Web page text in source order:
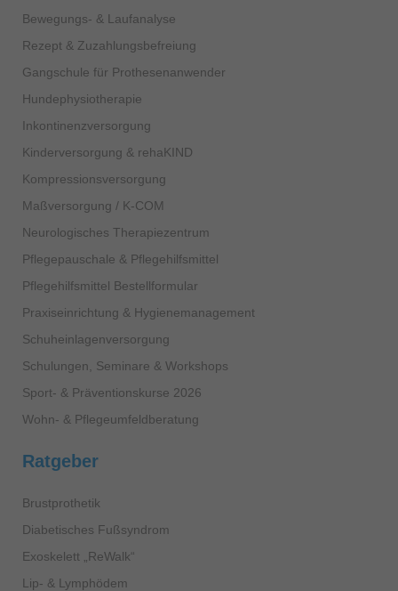
Bewegungs- & Laufanalyse
Rezept & Zuzahlungsbefreiung
Gangschule für Prothesenanwender
Hundephysiotherapie
Inkontinenzversorgung
Kinderversorgung & rehaKIND
Kompressionsversorgung
Maßversorgung / K-COM
Neurologisches Therapiezentrum
Pflegepauschale & Pflegehilfsmittel
Pflegehilfsmittel Bestellformular
Praxiseinrichtung & Hygienemanagement
Schuheinlagenversorgung
Schulungen, Seminare & Workshops
Sport- & Präventionskurse 2026
Wohn- & Pflegeumfeldberatung
Ratgeber
Brustprothetik
Diabetisches Fußsyndrom
Exoskelett „ReWalk“
Lip- & Lymphödem